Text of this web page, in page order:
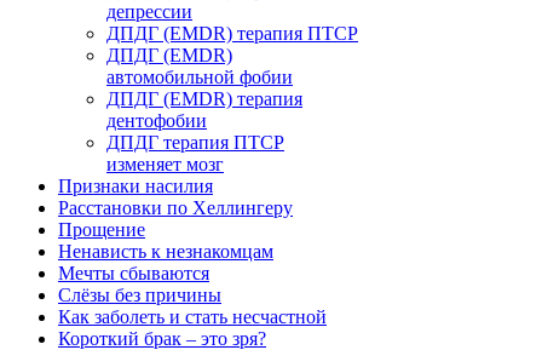
депрессии
ДПДГ (EMDR) терапия ПТСР
ДПДГ (EMDR)
автомобильной фобии
ДПДГ (EMDR) терапия
дентофобии
ДПДГ терапия ПТСР
изменяет мозг
Признаки насилия
Расстановки по Хеллингеру
Прощение
Ненависть к незнакомцам
Мечты сбываются
Слёзы без причины
Как заболеть и стать несчастной
Короткий брак – это зря?